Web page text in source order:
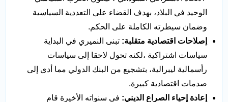
الوحيد في البلاد، بهدف القضاء على التعددية السياسية
وضمان سيطرته الكاملة على الحكم.
إصلاحات اقتصادية متقلبة: تبنى النميري في البداية
سياسات اشتراكية ،لكنه تحول لاحقا إلى سياسات
رأسمالية ليبرالية، بتشجيع من البنك الدولي مما أدى إلى
صدمات اقتصادية كبيرة.
إعادة إحياء الصراع الديني: في سنواته الأخيرة قام